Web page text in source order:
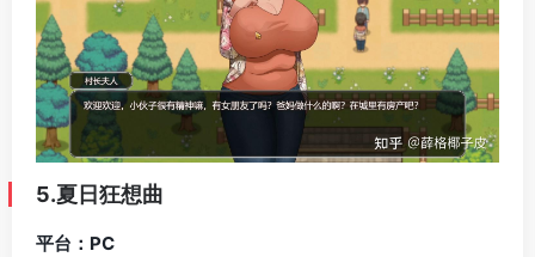
5.夏日狂想曲
平台：PC